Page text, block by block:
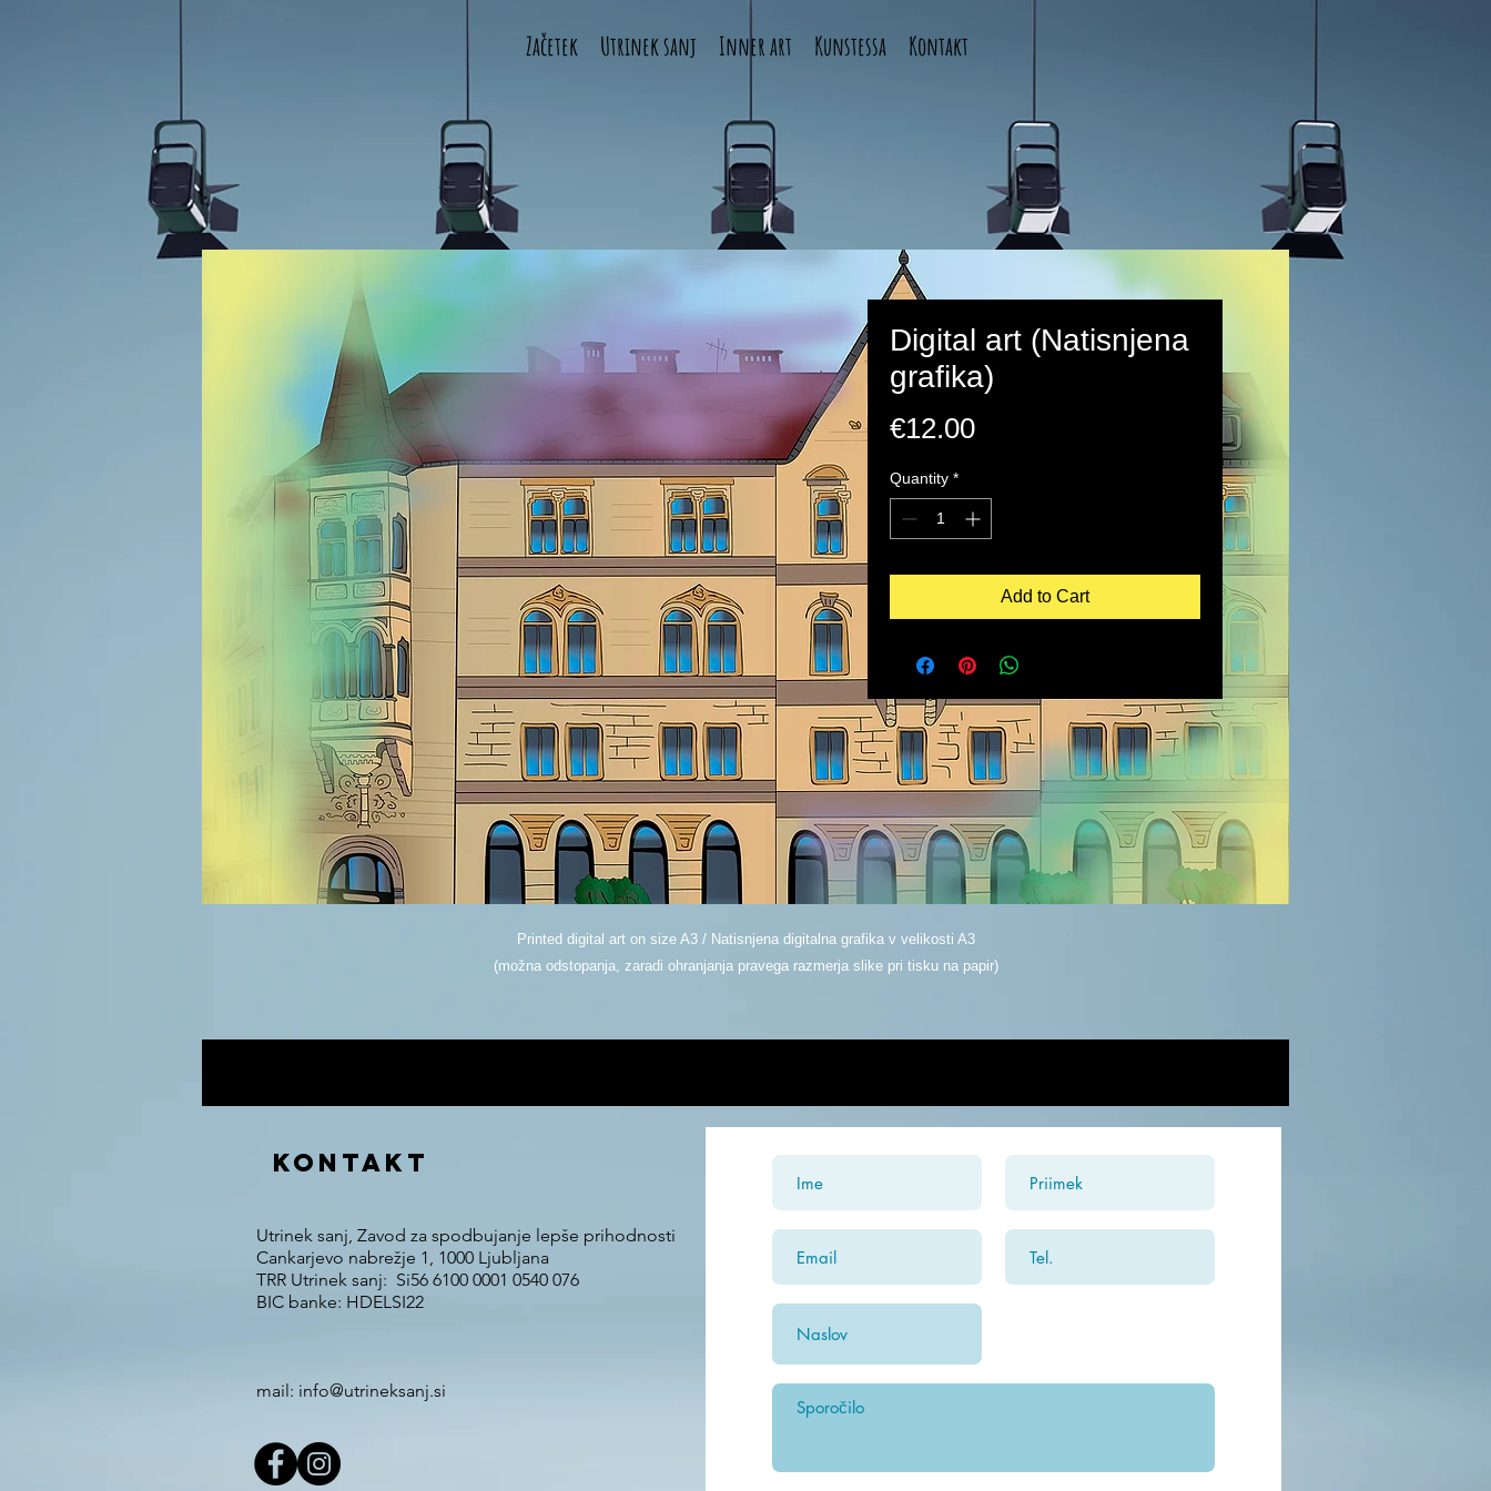
Začetek Utrinek sanj Inner art Kunstessa Kontakt
Digital art (Natisnjena
grafika)
€12.00Price
Quantity *
Add to Cart
Printed digital art on size A3 / Natisnjena digitalna grafika v velikosti A3
(možna odstopanja, zaradi ohranjanja pravega razmerja slike pri tisku na papir)
KONTAKT
Utrinek sanj, Zavod za spodbujanje lepše prihodnosti
Cankarjevo nabrežje 1, 1000 Ljubljana
TRR Utrinek sanj: Si56 6100 0001 0540 076
BIC banke: HDELSI22
mail: info@utrineksanj.si